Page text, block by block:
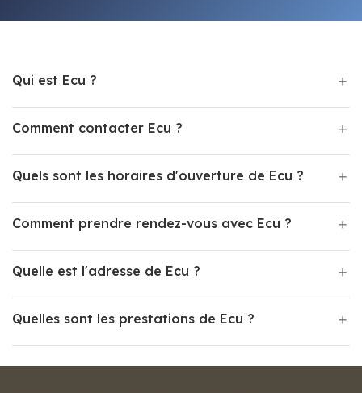
Qui est Ecu ?
Comment contacter Ecu ?
Quels sont les horaires d'ouverture de Ecu ?
Comment prendre rendez-vous avec Ecu ?
Quelle est l'adresse de Ecu ?
Quelles sont les prestations de Ecu ?